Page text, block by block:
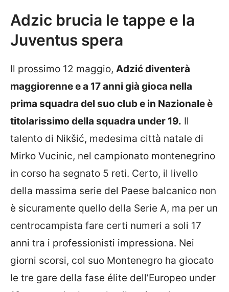
Adzic brucia le tappe e la
Juventus spera
Il prossimo 12 maggio, Adzić diventerà
maggiorenne e a 17 anni già gioca nella
prima squadra del suo club e in Nazionale è
titolarissimo della squadra under 19. Il
talento di Nikšić, medesima città natale di
Mirko Vucinic, nel campionato montenegrino
in corso ha segnato 5 reti. Certo, il livello
della massima serie del Paese balcanico non
è sicuramente quello della Serie A, ma per un
centrocampista fare certi numeri a soli 17
anni tra i professionisti impressiona. Nei
giorni scorsi, col suo Montenegro ha giocato
le tre gare della fase élite dell’Europeo under